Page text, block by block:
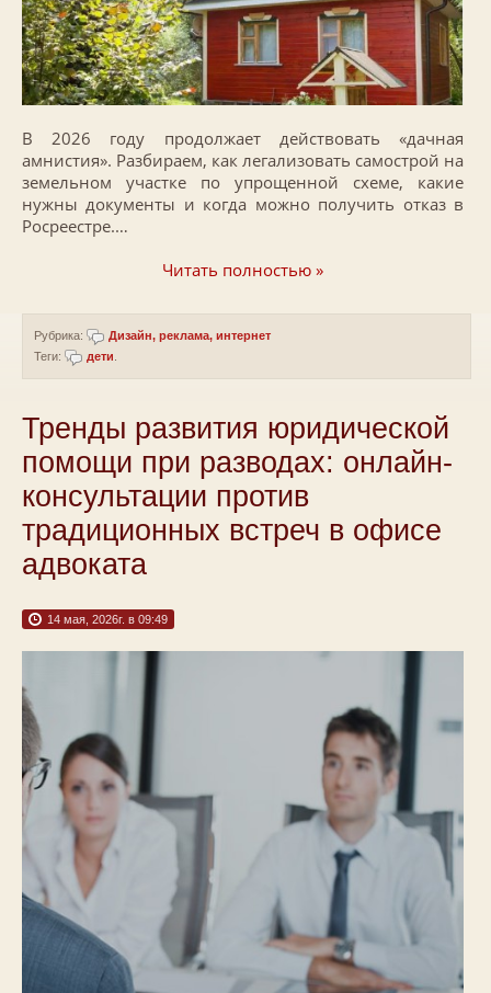
В 2026 году продолжает действовать «дачная
амнистия». Разбираем, как легализовать самострой на
земельном участке по упрощенной схеме, какие
нужны документы и когда можно получить отказ в
Росреестре.…
Читать полностью »
Рубрика:
Дизайн, реклама, интернет
Теги:
дети
Тренды развития юридической
помощи при разводах: онлайн-
консультации против
традиционных встреч в офисе
адвоката
14 мая, 2026г. в 09:49